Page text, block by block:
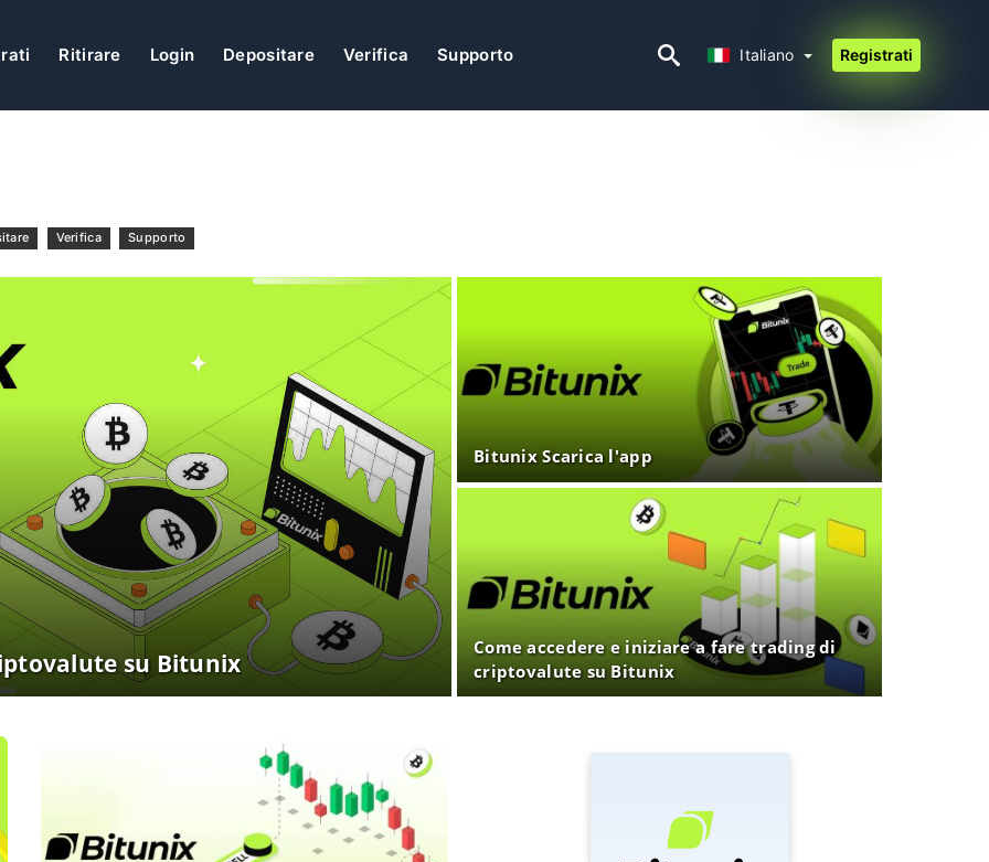
Ritirare Login Depositare Verifica Supporto Italiano Registrati
Verifica Supporto
su Bitunix
Bitunix Scarica l'app
Come accedere e iniziare a fare trading di
criptovalute su Bitunix